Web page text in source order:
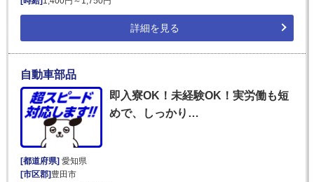
詳細を見る
自動車部品
即入寮OK！未経験OK！実労働も短
めで、しっかり…
[都道府県] 愛知県
[市区郡] 豊田市